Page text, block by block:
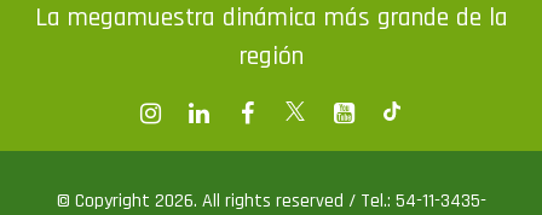
© Copyright 2026. All rights reserved / Tel.: 54-11-3435-